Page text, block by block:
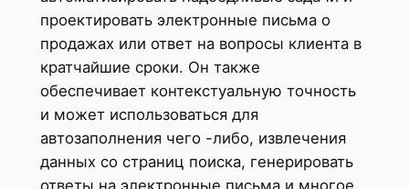
проектировать электронные письма о
продажах или ответ на вопросы клиента в
кратчайшие сроки. Он также
обеспечивает контекстуальную точность
и может использоваться для
автозаполнения чего -либо, извлечения
данных со страниц поиска, генерировать